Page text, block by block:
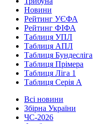
Новини
Рейтинг УЄФА
Рейтинг ФІФА
Таблиця УПЛ
Таблиця АПЛ
Таблиця Бундесліга
Таблиця Прімера
Таблиця Ліга 1
Таблиця Серія А
Всі новини
Збірна України
ЧС-2026